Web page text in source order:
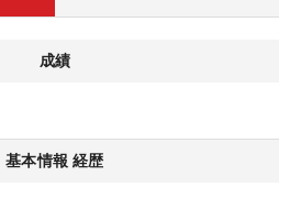
成績
基本情報 経歴